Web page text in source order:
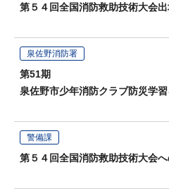
第５４回全国消防救助技術大会
泉佐野消防署
第51期
泉佐野市少年消防クラブ防災学習
警備課
第５４回全国消防救助技術大会へ